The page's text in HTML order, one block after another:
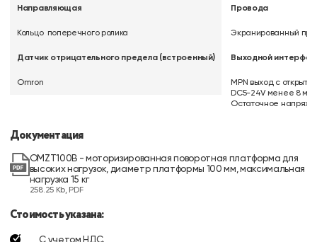
Направляющая
Кольцо поперечного ролика
Датчик отрицательного предела (встроенный)
Omron
Провода
Экранированный
Выходной
MPN выход с
DC5-24V менее 8 мА
Остаточное
Документация
OMZT100B - моторизированная поворотная платформа для
высоких нагрузок, диаметр платформы 100 мм, максимальная
нагрузка 15 кг
258.25 Kb, PDF
Стоимость указана:
С учетом НДС.